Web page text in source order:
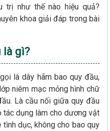
trị như thế nào hiệu quả?
khoa giải đáp trong bài
là gì?
là dây hãm bao quy đầu,
niêm mạc mỏng hình chữ
Là cầu nối giữa quy đầu
tác dụng làm cho dương vật
dục, không cho bao quy